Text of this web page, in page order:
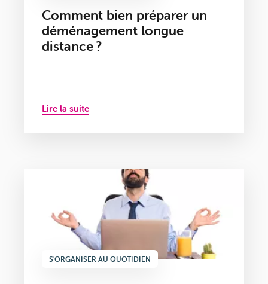
Comment bien préparer un
déménagement longue
distance ?
Lire la suite
S'ORGANISER AU QUOTIDIEN